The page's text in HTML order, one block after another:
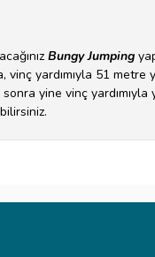
Bungy Jumping
yardımıyla 51 metre
yine vinç yardımıyla